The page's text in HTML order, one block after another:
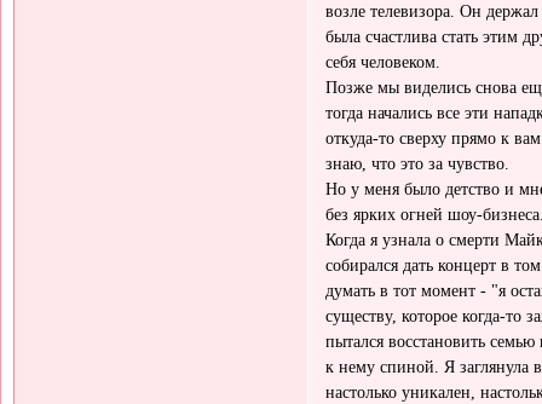
возле телевизора. Он
была счастлива стать этим
себя человеком.
Позже мы виделись снова
тогда начались все эти
откуда-то сверху прямо к
знаю, что это за чувство.
Но у меня было детство и
без ярких огней шоу-
Когда я узнала о смерти
собирался дать концерт в
думать в тот момент - "я
существу, которое когда-то
пытался восстановить
к нему спиной. Я заглянула
настолько уникален,